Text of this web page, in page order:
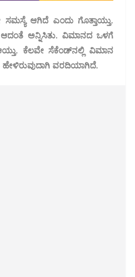
ಆಗಿದೆ ಎಂದು ಗೊತ್ತಾಯ್ತು.
ಅನ್ನಿಸಿತು. ವಿಮಾನದ ಒಳಗೆ
ಕೆಲವೇ ಸೆಕೆಂಡ್‌ನಲ್ಲಿ ವಿಮಾನ
ಹೇಳಿರುವುದಾಗಿ ವರದಿಯಾಗಿದೆ.